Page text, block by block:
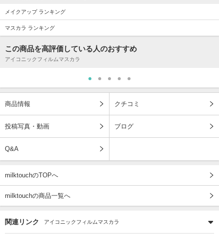
メイクアップ ランキング
マスカラ ランキング
この商品を高評価している人のおすすめ
アイコニックフィルムマスカラ
商品情報 クチコミ
投稿写真・動画 ブログ
Q&A
milktouchのTOPへ
milktouchの商品一覧へ
関連リンク アイコニックフィルムマスカラ